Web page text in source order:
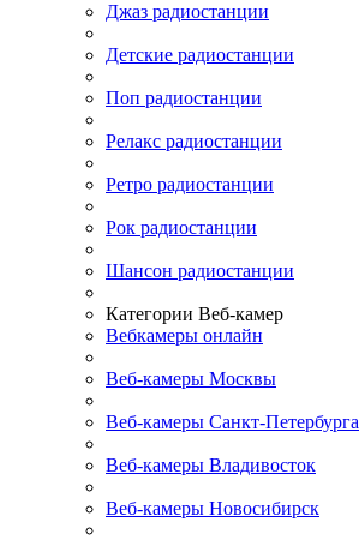
Джаз радиостанции
Детские радиостанции
Поп радиостанции
Релакс радиостанции
Ретро радиостанции
Рок радиостанции
Шансон радиостанции
Категории Веб-камер
Вебкамеры онлайн
Веб-камеры Москвы
Веб-камеры Санкт-Петербурга
Веб-камеры Владивосток
Веб-камеры Новосибирск